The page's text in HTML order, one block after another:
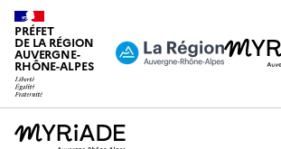
PRÉFET
DE LA RÉGION
AUVERGNE-
RHÔNE-ALPES